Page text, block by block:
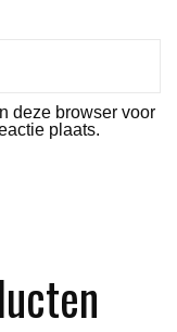
deze browser voor
plaats.